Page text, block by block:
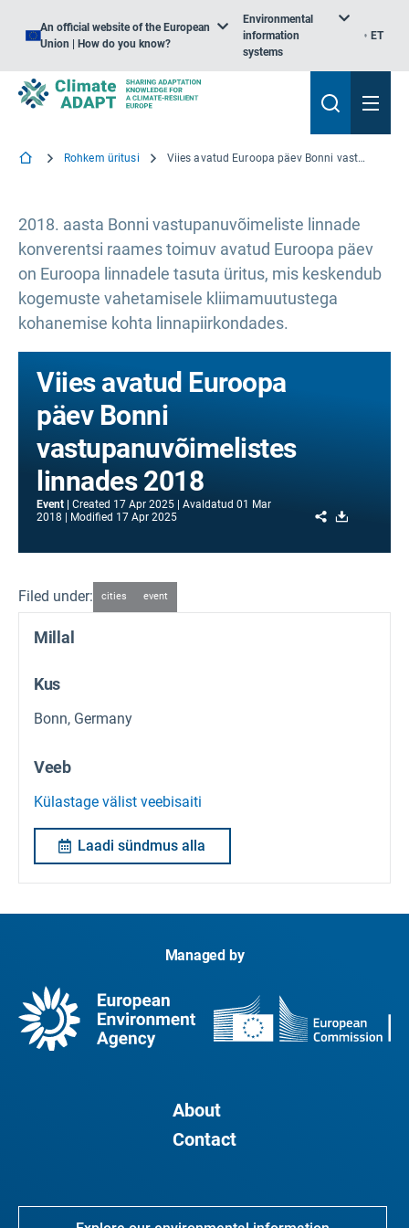
An official website of the European
Union | How do you know?
Environmental
information
systems
ET
Rohkem üritusi Viies avatud Euroopa päev Bonni vastupanuvõimelistes linnades 2018
2018. aasta Bonni vastupanuvõimeliste linnade
konverentsi raames toimuv avatud Euroopa päev
on Euroopa linnadele tasuta üritus, mis keskendub
kogemuste vahetamisele kliimamuutustega
kohanemise kohta linnapiirkondades.
Viies avatud Euroopa
päev Bonni
vastupanuvõimelistes
linnades 2018
Event Created 17 Apr 2025 Avaldatud 01 Mar
2018
Modified 17 Apr 2025 Share
Filed under: cities event
Millal
Kus
Bonn, Germany
Veeb
Külastage välist veebisaiti
Laadi sündmus alla
Managed by
About
Contact